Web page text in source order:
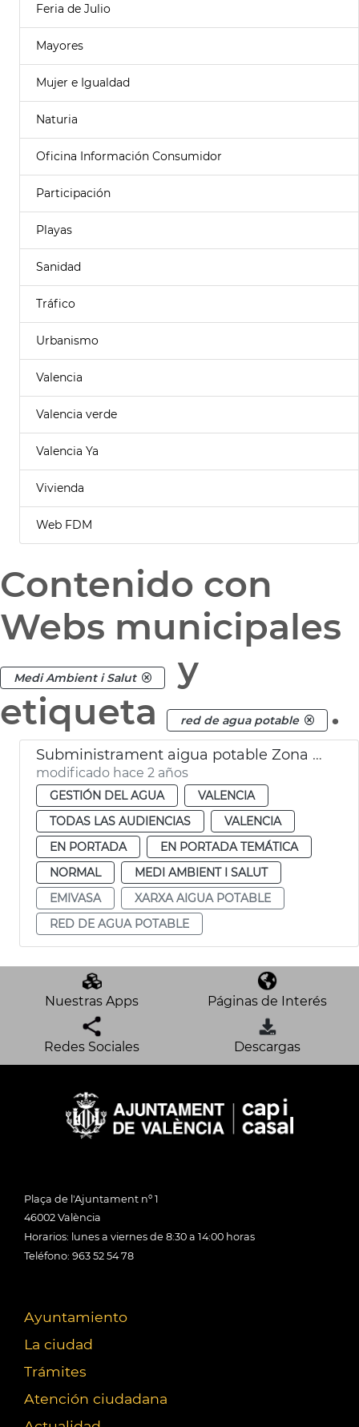
Feria de Julio
Mayores
Mujer e Igualdad
Naturia
Oficina Información Consumidor
Participación
Playas
Sanidad
Tráfico
Urbanismo
Valencia
Valencia verde
Valencia Ya
Vivienda
Web FDM
Contenido con
Webs municipales
Medi Ambient i Salut
y
etiqueta
red de agua potable .
Subministrament aigua potable Zona Nord
modificado hace 2 años
GESTIÓN DEL AGUA
VALENCIA
TODAS LAS AUDIENCIAS
VALENCIA
EN PORTADA
EN PORTADA TEMÁTICA
NORMAL
MEDI AMBIENT I SALUT
EMIVASA
XARXA AIGUA POTABLE
RED DE AGUA POTABLE
Nuestras Apps Páginas de Interés
Redes Sociales Descargas
Plaça de l'Ajuntament nº 1
46002 València
Horarios: lunes a viernes de 8:30 a 14:00 horas
Teléfono: 963 52 54 78
Ayuntamiento
La ciudad
Trámites
Atención ciudadana